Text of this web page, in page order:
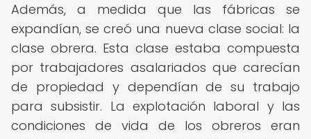
Además, a medida que las fábricas se
expandían, se creó una nueva clase social: la
clase obrera. Esta clase estaba compuesta
por trabajadores asalariados que carecían
de propiedad y dependían de su trabajo
para subsistir. La explotación laboral y las
condiciones de vida de los obreros eran